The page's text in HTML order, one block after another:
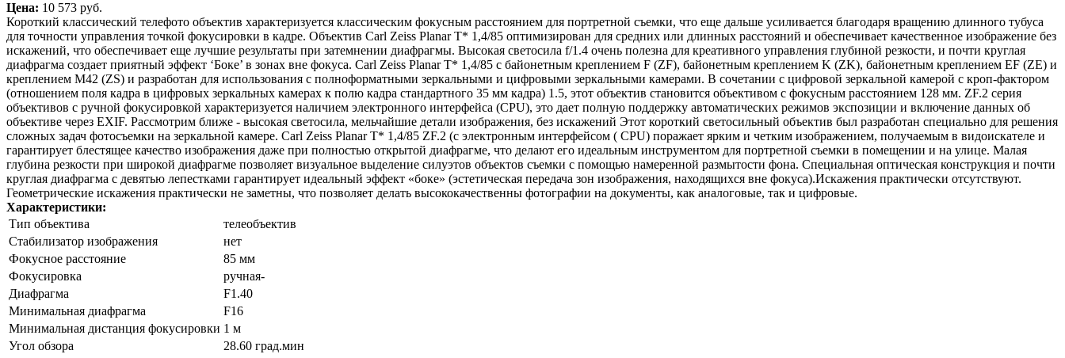
Цена: 10 573 pуб.
Короткий классический телефото объектив характеризуется классическим фокусным расстоянием для портретной съемки, что еще дальше усиливается благодаря вращению длинного тубуса
для точности управления точкой фокусировки в кадре. Объектив Carl Zeiss Planar T* 1,4/85 оптимизирован для средних или длинных расстояний и обеспечивает качественное изображение без
искажений, что обеспечивает еще лучшие результаты при затемнении диафрагмы. Высокая светосила f/1.4 очень полезна для креативного управления глубиной резкости, и почти круглая
диафрагма создает приятный эффект ‘Боке’ в зонах вне фокуса. Carl Zeiss Planar T* 1,4/85 с байонетным креплением F (ZF), байонетным креплением K (ZK), байонетным креплением EF (ZE) и
креплением M42 (ZS) и разработан для использования с полноформатными зеркальными и цифровыми зеркальными камерами. В сочетании с цифровой зеркальной камерой с кроп-фактором
(отношением поля кадра в цифровых зеркальных камерах к полю кадра стандартного 35 мм кадра) 1.5, этот объектив становится объективом с фокусным расстоянием 128 мм. ZF.2 серия
объективов с ручной фокусировкой характеризуется наличием электронного интерфейса (CPU), это дает полную поддержку автоматических режимов экспозиции и включение данных об
объективе через EXIF. Рассмотрим ближе - высокая светосила, мельчайшие детали изображения, без искажений Этот короткий светосильный объектив был разработан специально для решения
сложных задач фотосъемки на зеркальной камере. Carl Zeiss Planar T* 1,4/85 ZF.2 (с электронным интерфейсом ( CPU) поражает ярким и четким изображением, получаемым в видоискателе и
гарантирует блестящее качество изображения даже при полностью открытой диафрагме, что делают его идеальным инструментом для портретной съемки в помещении и на улице. Малая
глубина резкости при широкой диафрагме позволяет визуальное выделение силуэтов объектов съемки с помощью намеренной размытости фона. Специальная оптическая конструкция и почти
круглая диафрагма с девятью лепестками гарантирует идеальный эффект «боке» (эстетическая передача зон изображения, находящихся вне фокуса).Искажения практически отсутствуют.
Геометрические искажения практически не заметны, что позволяет делать высококачественны фотографии на документы, как аналоговые, так и цифровые.
Характеристики:
Тип объектива
телеобъектив
Стабилизатор изображения
нет
Фокусное расстояние
85 мм
Фокусировка
ручная-
Диафрагма
F1.40
Минимальная диафрагма
F16
Минимальная дистанция фокусировки 1 м
Угол обзора
28.60 град.мин